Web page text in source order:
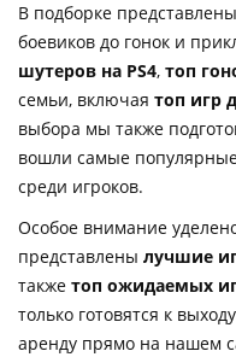
В подборке
боевиков до гонок и
шутеров на PS4, топ
семьи, включая топ игр
выбора мы также
вошли самые
среди игроков.
Особое внимание
представлены лучшие
также топ ожидаемых
только готовятся к
аренду прямо на нашем